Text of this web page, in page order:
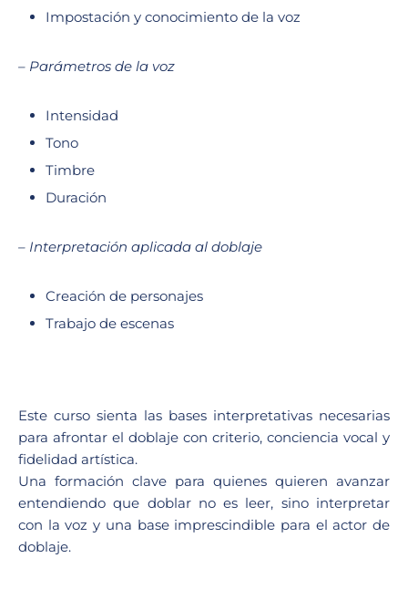
Impostación y conocimiento de la voz
– Parámetros de la voz
Intensidad
Tono
Timbre
Duración
– Interpretación aplicada al doblaje
Creación de personajes
Trabajo de escenas
Este curso sienta las bases interpretativas necesarias
para afrontar el doblaje con criterio, conciencia vocal y
fidelidad artística.
Una formación clave para quienes quieren avanzar
entendiendo que doblar no es leer, sino interpretar
con la voz y una base imprescindible para el actor de
doblaje.